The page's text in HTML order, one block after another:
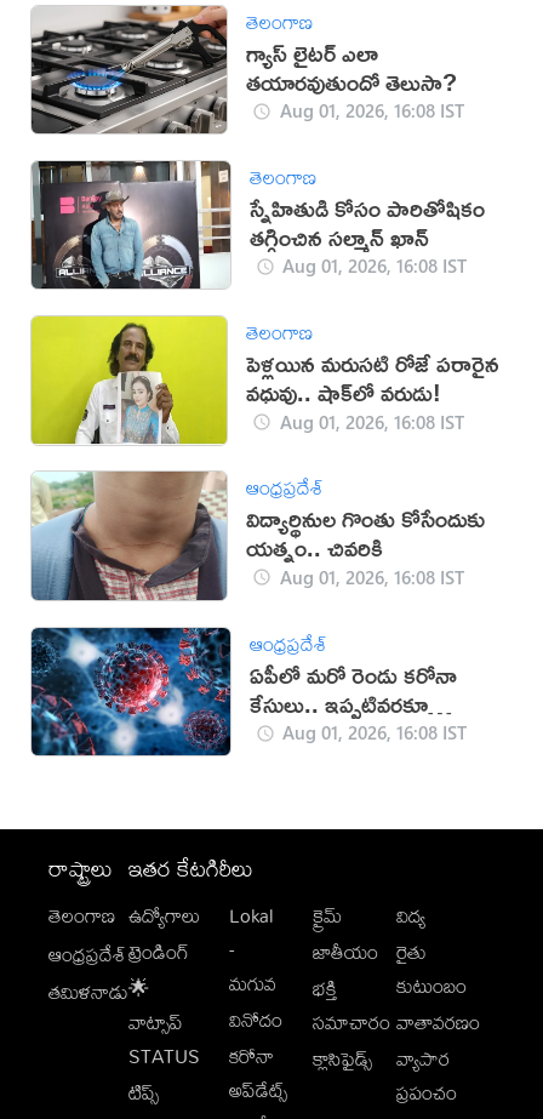
తెలంగాణ
గ్యాస్ లైటర్ ఎలా
తయారవుతుందో తెలుసా?
Aug 01, 2026, 16:08 IST
తెలంగాణ
స్నేహితుడి కోసం పారితోషికం
తగ్గించిన సల్మాన్ ఖాన్
Aug 01, 2026, 16:08 IST
తెలంగాణ
పెళ్లయిన మరుసటి రోజే పరారైన
వధువు.. షాక్‌లో వరుడు!
Aug 01, 2026, 16:08 IST
ఆంధ్రప్రదేశ్
విద్యార్థినుల గొంతు కోసేందుకు
యత్నం.. చివరికి
Aug 01, 2026, 16:08 IST
ఆంధ్రప్రదేశ్
ఏపీలో మరో రెండు కరోనా
కేసులు.. ఇప్పటివరకూ
ఎన్నంటే?
Aug 01, 2026, 16:08 IST
రాష్ట్రాలు
తెలంగాణ
ఆంధ్రప్రదేశ్
తమిళనాడు
ఇతర కేటగిరీలు
ఉద్యోగాలు
ట్రెండింగ్
🌟
వాట్సాప్
STATUS
టిప్స్
Lokal
-
మగువ
వినోదం
కరోనా
అప్‌డేట్స్
క్రైమ్
జాతీయం
భక్తి
సమాచారం
క్లాసిఫైడ్స్
విద్య
రైతు
కుటుంబం
వాతావరణం
వ్యాపార
ప్రపంచం